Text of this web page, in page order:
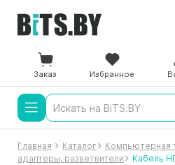
Заказ Избранное
Главная Каталог Компьютерная
адаптеры, разветвители
Кабель